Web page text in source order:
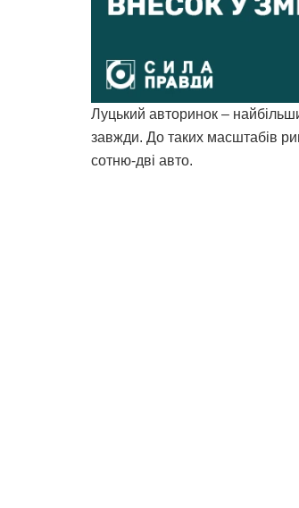
Луцький авторинок –
завжди. До таких масштабів
сотню-дві авто.